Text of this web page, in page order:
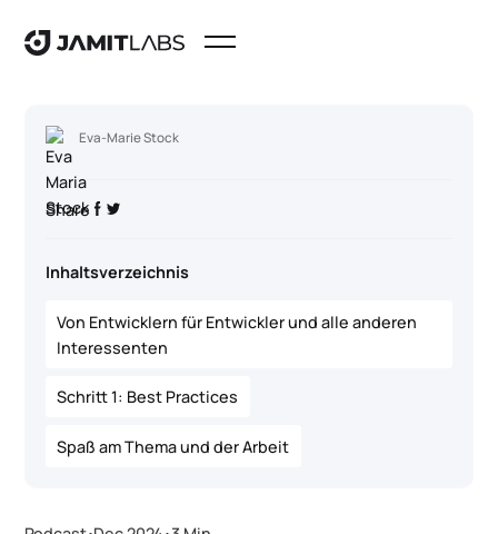
Eva-Marie Stock
Share
Inhaltsverzeichnis
Von Entwicklern für Entwickler und alle anderen
Interessenten
Schritt 1: Best Practices
Spaß am Thema und der Arbeit